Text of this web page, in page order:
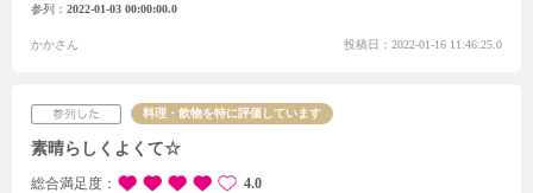
参列 2022-01-03 00:00:00.0
かかさん 投稿日：2022-01-16 11:46:25.0
料理・飲物を特に評価しています
素晴らしくよくて☆
総合満足度 4.0